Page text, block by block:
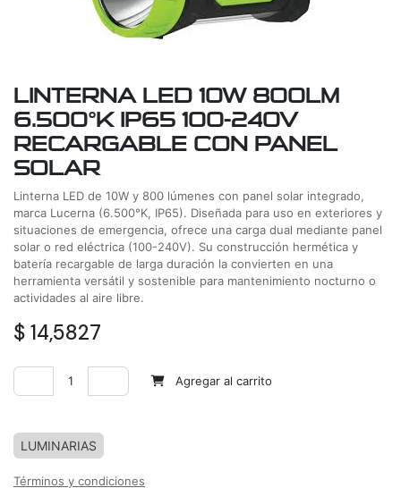
LINTERNA LED 10W 800LM
6.500°K IP65 100-240V
RECARGABLE CON PANEL
SOLAR
Linterna LED de 10W y 800 lúmenes con panel solar integrado,
marca Lucerna (6.500°K, IP65). Diseñada para uso en exteriores y
situaciones de emergencia, ofrece una carga dual mediante panel
solar o red eléctrica (100-240V). Su construcción hermética y
batería recargable de larga duración la convierten en una
herramienta versátil y sostenible para mantenimiento nocturno o
actividades al aire libre.
$ 14,5827
Agregar al carrito
LUMINARIAS
Términos y condiciones